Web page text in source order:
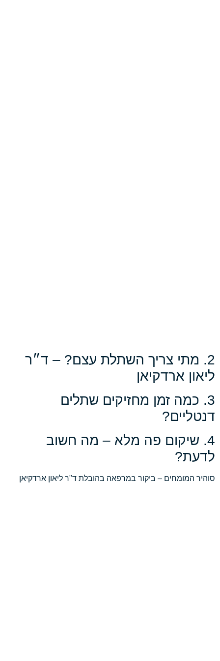
2. מתי צריך השתלת עצם? – ד״ר
ליאון ארדקיאן
3. כמה זמן מחזיקים שתלים
דנטליים?
4. שיקום פה מלא – מה חשוב
לדעת?
סוהיר המומחים – ביקור במרפאה בהובלת ד"ר ליאון ארדקיאן